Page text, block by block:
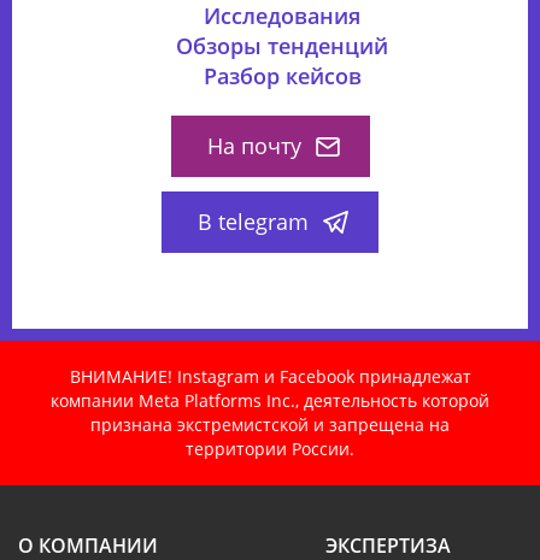
Исследования
Обзоры тенденций
Разбор кейсов
На почту
В telegram
ВНИМАНИЕ! Instagram и Facebook принадлежат
компании Meta Platforms Inc., деятельность которой
признана экстремистской и запрещена на
территории России.
О КОМПАНИИ
ЭКСПЕРТИЗА